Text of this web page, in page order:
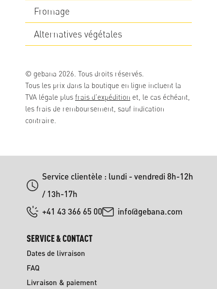
Fromage
Alternatives végétales
© gebana 2026. Tous droits réservés.
Tous les prix dans la boutique en ligne incluent la
TVA légale plus frais d'expédition et, le cas échéant,
les frais de remboursement, sauf indication
contraire.
Service clientèle : lundi - vendredi 8h-12h
/ 13h-17h
+41 43 366 65 00
info@gebana.com
SERVICE & CONTACT
Dates de livraison
FAQ
Livraison & paiement